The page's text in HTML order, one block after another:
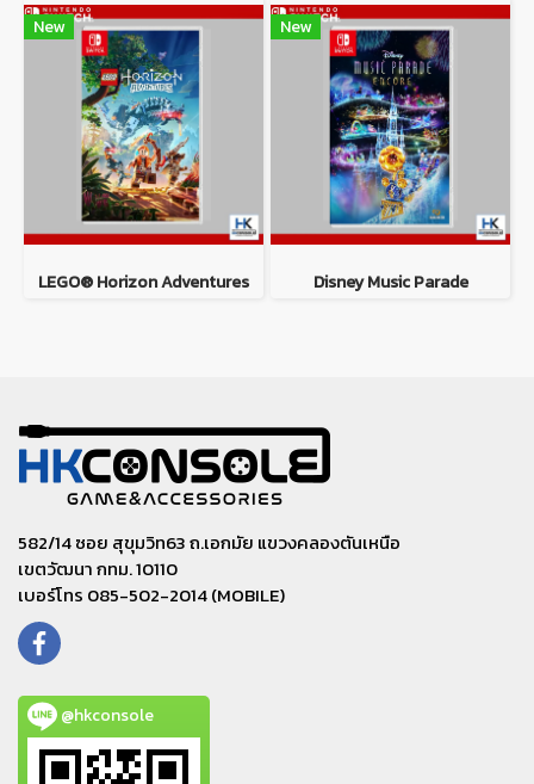
New
LEGO® Horizon Adventures
New
Disney Music Parade
582/14 ซอย สุขุมวิท63 ถ.เอกมัย แขวงคลองตันเหนือ
เขตวัฒนา กทม. 10110
เบอร์โทร 085-502-2014 (MOBILE)
@hkconsole